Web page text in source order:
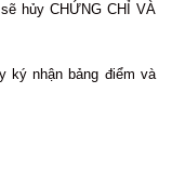
hủy CHỨNG CHỈ VÀ
ký nhận bảng điểm và